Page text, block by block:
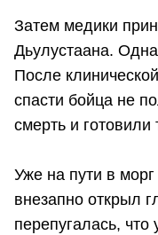
Затем медики
Дьулустаана.
После
спасти бойца не
смерть и готовили
Уже на пути в
внезапно открыл
перепугалась,